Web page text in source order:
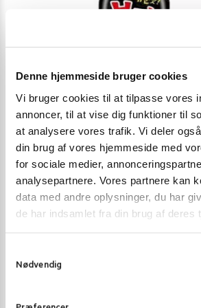
Denne hjemmeside bruger cookies
Vi bruger cookies til at tilpasse vores
annoncer, til at vise dig funktioner til
at analysere vores trafik. Vi deler
din brug af vores hjemmeside med
for sociale medier,
analysepartnere. Vores partnere kan
data med andre oplysninger, du har
de har indsamlet fra din brug af deres
Nødvendig
SRIRACHA CHILISAUCE OG ANDRE CHILI SAUCER
54,00kr. 49,00kr.